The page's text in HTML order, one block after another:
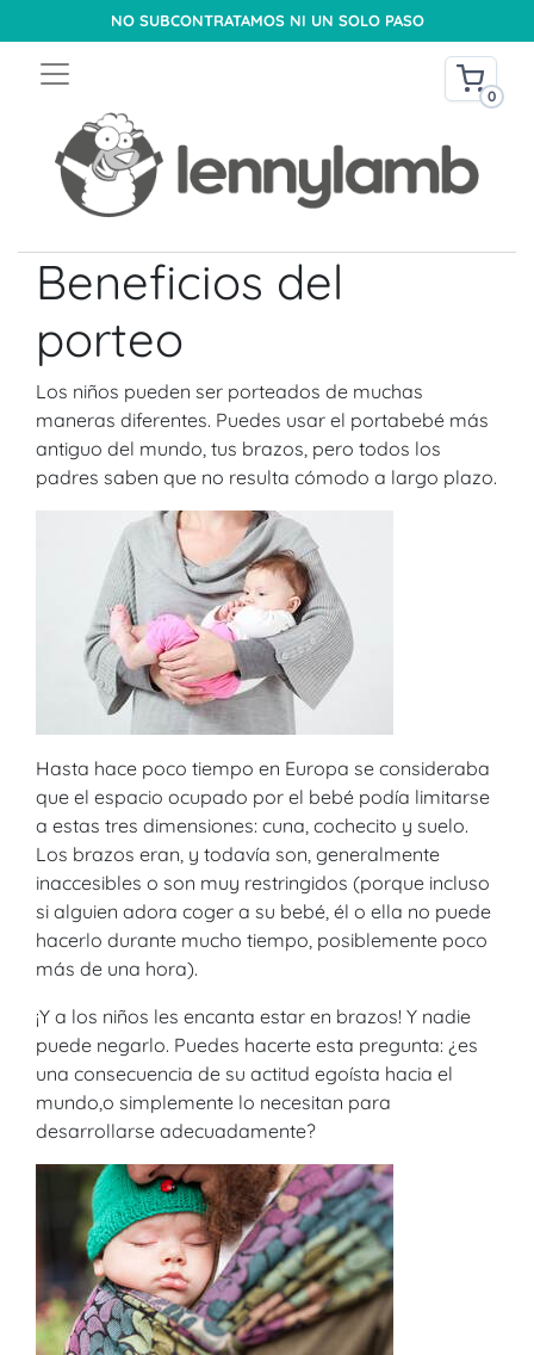
NO SUBCONTRATAMOS NI UN SOLO PASO
0
Beneficios del
porteo
Los niños pueden ser porteados de muchas
maneras diferentes. Puedes usar el portabebé más
antiguo del mundo, tus brazos, pero todos los
padres saben que no resulta cómodo a largo plazo.
Hasta hace poco tiempo en Europa se consideraba
que el espacio ocupado por el bebé podía limitarse
a estas tres dimensiones: cuna, cochecito y suelo.
Los brazos eran, y todavía son, generalmente
inaccesibles o son muy restringidos (porque incluso
si alguien adora coger a su bebé, él o ella no puede
hacerlo durante mucho tiempo, posiblemente poco
más de una hora).
¡Y a los niños les encanta estar en brazos! Y nadie
puede negarlo. Puedes hacerte esta pregunta: ¿es
una consecuencia de su actitud egoísta hacia el
mundo,o simplemente lo necesitan para
desarrollarse adecuadamente?